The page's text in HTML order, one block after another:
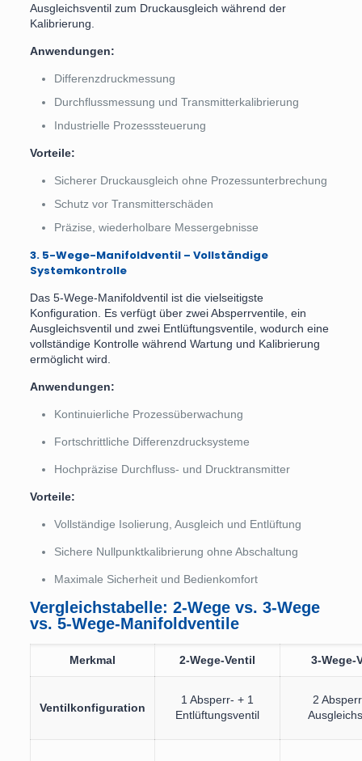
Ausgleichsventil zum Druckausgleich während der
Kalibrierung.
Anwendungen:
Differenzdruckmessung
Durchflussmessung und Transmitterkalibrierung
Industrielle Prozesssteuerung
Vorteile:
Sicherer Druckausgleich ohne Prozessunterbrechung
Schutz vor Transmitterschäden
Präzise, wiederholbare Messergebnisse
3. 5-Wege-Manifoldventil – Vollständige
Systemkontrolle
Das 5-Wege-Manifoldventil ist die vielseitigste
Konfiguration. Es verfügt über zwei Absperrventile, ein
Ausgleichsventil und zwei Entlüftungsventile, wodurch eine
vollständige Kontrolle während Wartung und Kalibrierung
ermöglicht wird.
Anwendungen:
Kontinuierliche Prozessüberwachung
Fortschrittliche Differenzdrucksysteme
Hochpräzise Durchfluss- und Drucktransmitter
Vorteile:
Vollständige Isolierung, Ausgleich und Entlüftung
Sichere Nullpunktkalibrierung ohne Abschaltung
Maximale Sicherheit und Bedienkomfort
Vergleichstabelle: 2-Wege vs. 3-Wege
vs. 5-Wege-Manifoldventile
Merkmal 2-Wege-Ventil 3-Wege-
Ventilkonfiguration
1 Absperr- + 1
Entlüftungsventil
2